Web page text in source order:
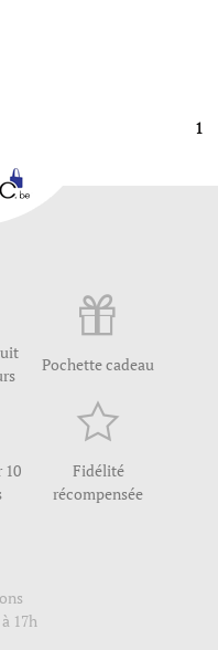
1
Pochette cadeau
10
Fidélité
récompensée
17h